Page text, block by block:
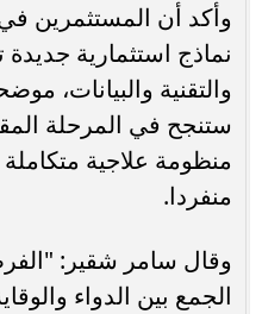
وأكد أن المستثمرين في
نماذج استثمارية
والتقنية والبيانات،
ستنجح في المرحلة
منظومة علاجية متكاملة
منفردا.
وقال سامر شقير:
الجمع بين الدواء